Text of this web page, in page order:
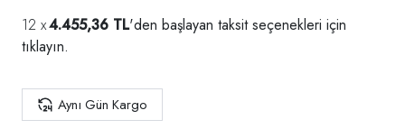
4.455,36 TL'den başlayan taksit seçenekleri için
tıklayın.
Aynı Gün Kargo